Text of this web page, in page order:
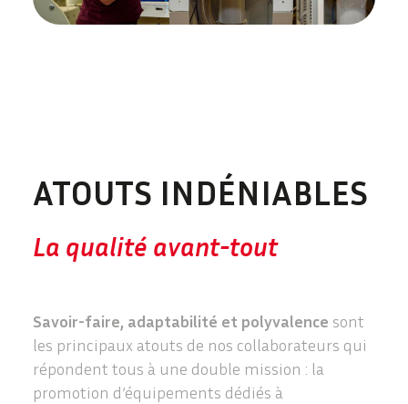
ATOUTS INDÉNIABLES
La qualité avant-tout
Savoir-faire, adaptabilité et polyvalence sont
les principaux atouts de nos collaborateurs qui
répondent tous à une double mission : la
promotion d’équipements dédiés à